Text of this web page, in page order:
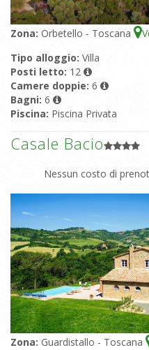
Zona: Orbetello - Toscana
Tipo alloggio: Villa
Posti letto: 12
Camere doppie: 6
Bagni: 6
Piscina: Piscina Privata
Casale Bacio
Nessun costo di
Zona: Guardistallo - Toscana